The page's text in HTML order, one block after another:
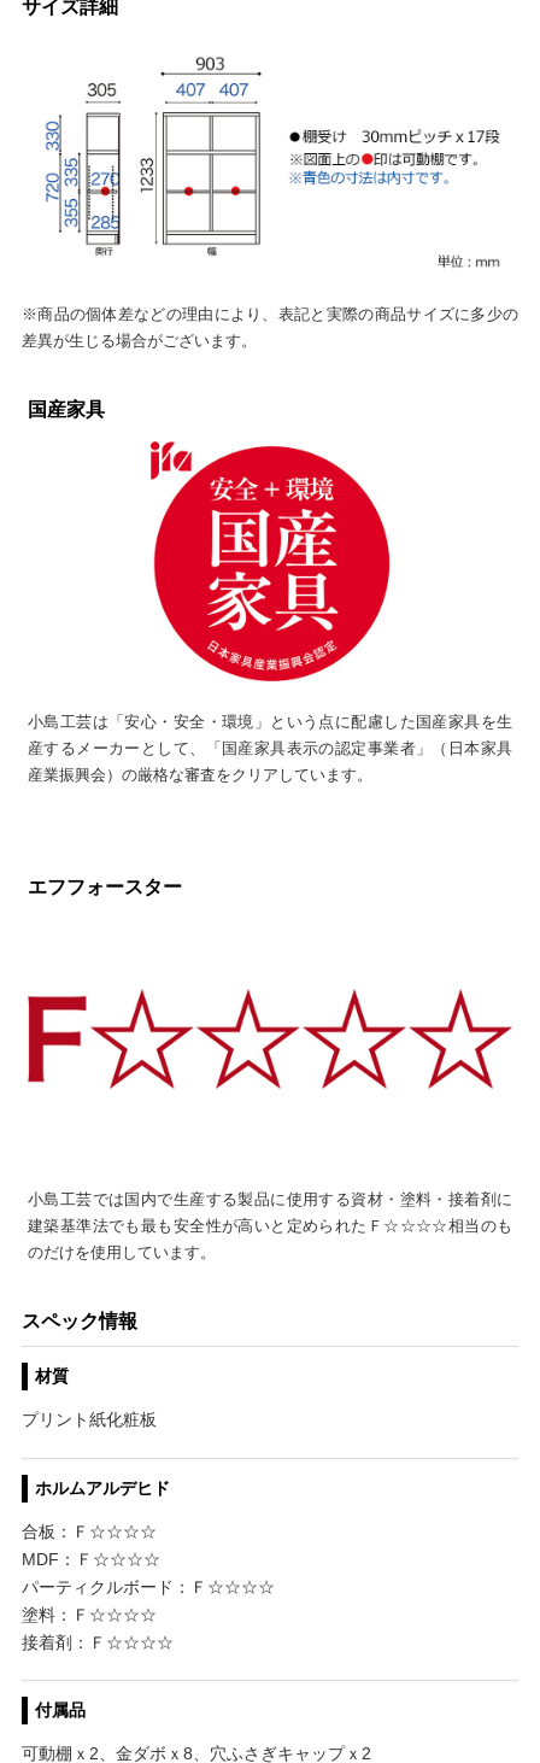
サイズ詳細
※商品の個体差などの理由により、表記と実際の商品サイズに多少の
差異が生じる場合がございます。
国産家具
小島工芸は「安心・安全・環境」という点に配慮した国産家具を生
産するメーカーとして、「国産家具表示の認定事業者」（日本家具
産業振興会）の厳格な審査をクリアしています。
エフフォースター
小島工芸では国内で生産する製品に使用する資材・塗料・接着剤に
建築基準法でも最も安全性が高いと定められたＦ☆☆☆☆相当のも
のだけを使用しています。
スペック情報
材質
プリント紙化粧板
ホルムアルデヒド
合板：Ｆ☆☆☆☆
MDF：Ｆ☆☆☆☆
パーティクルボード：Ｆ☆☆☆☆
塗料：Ｆ☆☆☆☆
接着剤：Ｆ☆☆☆☆
付属品
可動棚ｘ2、金ダボｘ8、穴ふさぎキャップｘ2